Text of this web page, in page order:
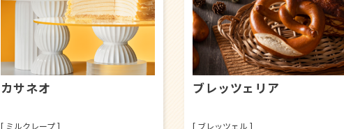
ブレッツェリア
[ ブレッツェル ]
LA PANADERIA DOTS
[ ドーナツ ]